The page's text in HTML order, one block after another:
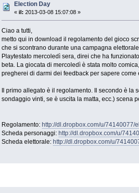
Election Day
«il: 2013-03-08 15:07:08 »
Ciao a tutti,
metto qui in download il regolamento del gioco
che si scontrano durante una campagna
Playtestato mercoledì sera, direi che ha
beta. La giocata di mercoledì è stata molto
pregherei di darmi dei feedback per sapere
Il primo allegato è il regolamento. Il secondo è
sondaggio vinti, se è uscita la matta, ecc.) scena
Regolamento: http://dl.dropbox.com/u/74140077/
Scheda personaggi: http://dl.dropbox.com/u/
Scheda elettorale: http://dl.dropbox.com/u/